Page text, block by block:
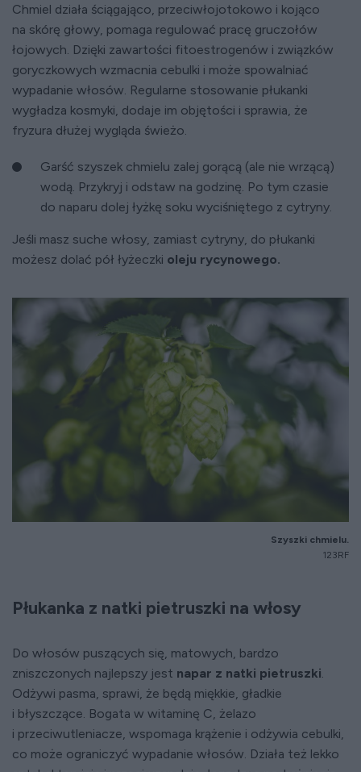
Chmiel działa ściągająco, przeciwłojotokowo i kojąco
na skórę głowy, pomaga regulować pracę gruczołów
łojowych. Dzięki zawartości fitoestrogenów i związków
goryczkowych wzmacnia cebulki i może spowalniać
wypadanie włosów. Regularne stosowanie płukanki
wygładza kosmyki, dodaje im objętości i sprawia, że
fryzura dłużej wygląda świeżo.
Garść szyszek chmielu zalej gorącą (ale nie wrzącą)
wodą. Przykryj i odstaw na godzinę. Po tym czasie
do naparu dolej łyżkę soku wyciśniętego z cytryny.
Jeśli masz suche włosy, zamiast cytryny, do płukanki
możesz dolać pół łyżeczki oleju rycynowego.
Szyszki chmielu.
123RF
Płukanka z natki pietruszki na włosy
Do włosów puszących się, matowych, bardzo
zniszczonych najlepszy jest napar z natki pietruszki.
Odżywi pasma, sprawi, że będą miękkie, gładkie
i błyszczące. Bogata w witaminę C, żelazo
i przeciwutleniacze, wspomaga krążenie i odżywia cebulki,
co może ograniczyć wypadanie włosów. Działa też lekko